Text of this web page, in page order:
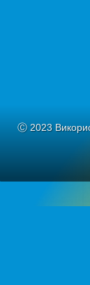
Ⓒ 2023